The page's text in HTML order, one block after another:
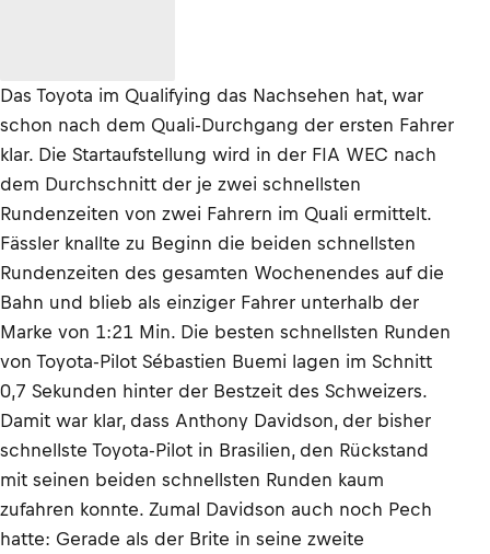
Das Toyota im Qualifying das Nachsehen hat, war
schon nach dem Quali-Durchgang der ersten Fahrer
klar. Die Startaufstellung wird in der FIA WEC nach
dem Durchschnitt der je zwei schnellsten
Rundenzeiten von zwei Fahrern im Quali ermittelt.
Fässler knallte zu Beginn die beiden schnellsten
Rundenzeiten des gesamten Wochenendes auf die
Bahn und blieb als einziger Fahrer unterhalb der
Marke von 1:21 Min. Die besten schnellsten Runden
von Toyota-Pilot Sébastien Buemi lagen im Schnitt
0,7 Sekunden hinter der Bestzeit des Schweizers.
Damit war klar, dass Anthony Davidson, der bisher
schnellste Toyota-Pilot in Brasilien, den Rückstand
mit seinen beiden schnellsten Runden kaum
zufahren konnte. Zumal Davidson auch noch Pech
hatte: Gerade als der Brite in seine zweite